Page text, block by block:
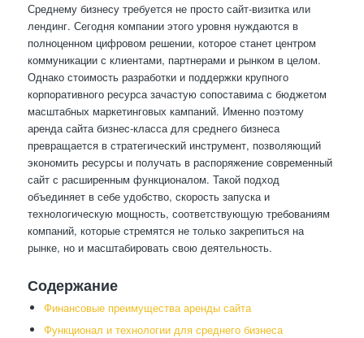
Среднему бизнесу требуется не просто сайт-визитка или
лендинг. Сегодня компании этого уровня нуждаются в
полноценном цифровом решении, которое станет центром
коммуникации с клиентами, партнерами и рынком в целом.
Однако стоимость разработки и поддержки крупного
корпоративного ресурса зачастую сопоставима с бюджетом
масштабных маркетинговых кампаний. Именно поэтому
аренда сайта бизнес-класса для среднего бизнеса
превращается в стратегический инструмент, позволяющий
экономить ресурсы и получать в распоряжение современный
сайт с расширенным функционалом. Такой подход
объединяет в себе удобство, скорость запуска и
технологическую мощность, соответствующую требованиям
компаний, которые стремятся не только закрепиться на
рынке, но и масштабировать свою деятельность.
Содержание
Финансовые преимущества аренды сайта
Функционал и технологии для среднего бизнеса